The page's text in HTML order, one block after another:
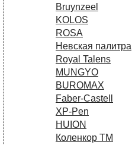
Bruynzeel
KOLOS
ROSA
Невская палитра
Royal Talens
MUNGYO
BUROMAX
Faber-Castell
XP-Pen
HUION
Коленкор ТМ